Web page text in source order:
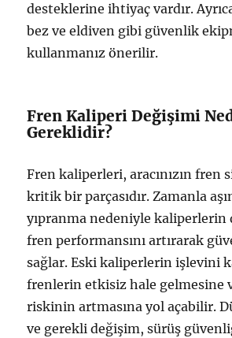
desteklerine ihtiyaç vardır.
bez ve eldiven gibi güvenlik
kullanmanız önerilir.
Fren Kaliperi Değişimi
Gereklidir?
Fren kaliperleri, aracınızın fren
kritik bir parçasıdır. Zamanla
yıpranma nedeniyle
fren performansını artırarak
sağlar. Eski kaliperlerin işlevini
frenlerin etkisiz hale gelmesine
riskinin artmasına yol açabilir.
ve gerekli değişim, sürüş